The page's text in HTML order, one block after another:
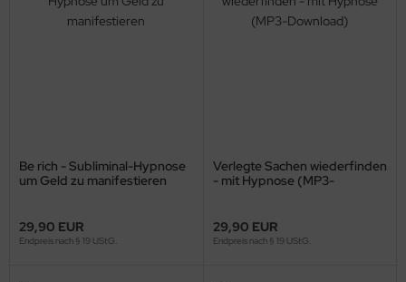
Be rich - Subliminal-Hypnose
um Geld zu manifestieren
29,90 EUR
Endpreis nach § 19 UStG.
Verlegte Sachen wiederfinden
- mit Hypnose (MP3-
29,90 EUR
Endpreis nach § 19 UStG.